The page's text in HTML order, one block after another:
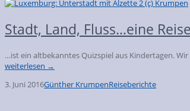
Stadt, Land, Fluss…eine
…ist ein altbekanntes Quizspiel aus Kindertagen.
weiterlesen →
3. Juni 2016Günther KrumpenReiseberichte